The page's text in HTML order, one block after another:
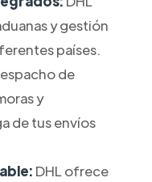
y gestión
países.
de
y
de tus envíos
DHL ofrece